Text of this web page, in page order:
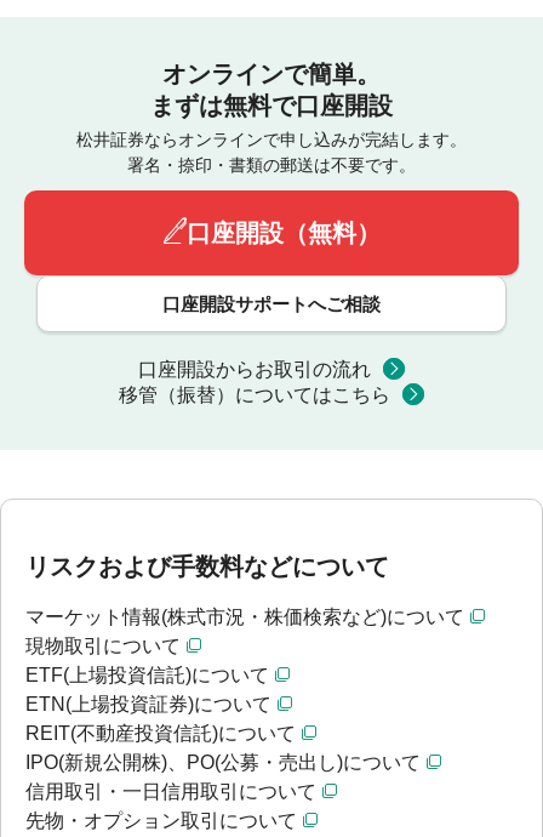
オンラインで簡単。
まずは無料で口座開設
松井証券ならオンラインで申し込みが完結します。
署名・捺印・書類の郵送は不要です。
口座開設（無料）
口座開設サポートへご相談
口座開設からお取引の流れ
移管（振替）についてはこちら
リスクおよび手数料などについて
マーケット情報(株式市況・株価検索など)について
現物取引について
ETF(上場投資信託)について
ETN(上場投資証券)について
REIT(不動産投資信託)について
IPO(新規公開株)、PO(公募・売出し)について
信用取引・一日信用取引について
先物・オプション取引について